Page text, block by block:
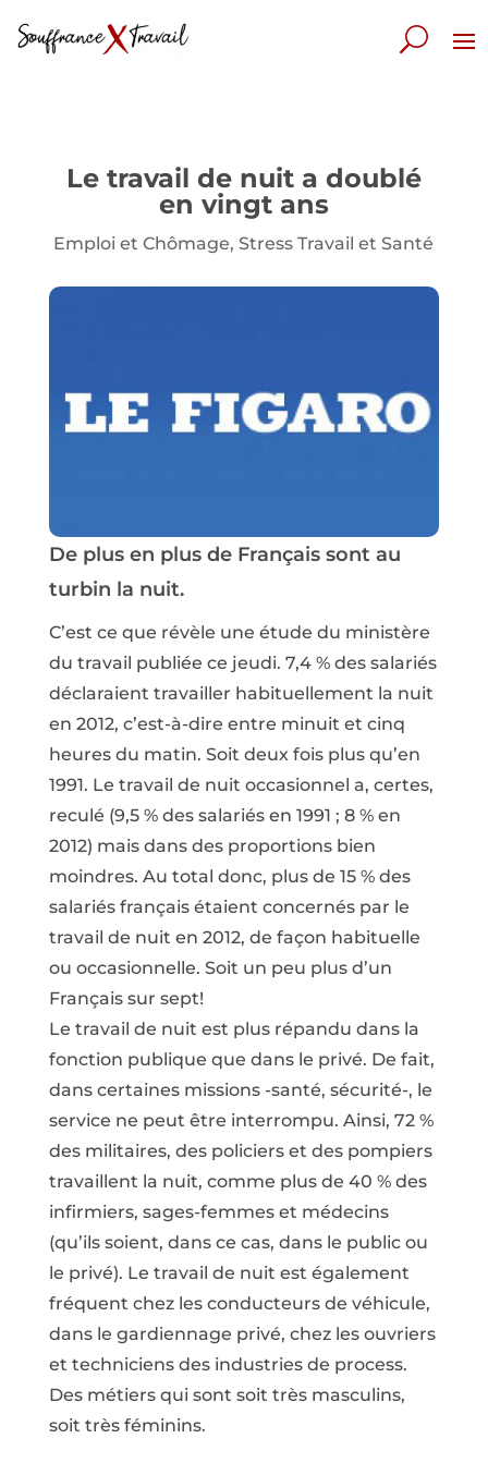
Le travail de nuit a doublé
en vingt ans
Emploi et Chômage,Stress Travail et Santé
De plus en plus de Français sont au
turbin la nuit.
C’est ce que révèle une étude du ministère
du travail publiée ce jeudi. 7,4 % des salariés
déclaraient travailler habituellement la nuit
en 2012, c’est-à-dire entre minuit et cinq
heures du matin. Soit deux fois plus qu’en
1991. Le travail de nuit occasionnel a, certes,
reculé (9,5 % des salariés en 1991 ; 8 % en
2012) mais dans des proportions bien
moindres. Au total donc, plus de 15 % des
salariés français étaient concernés par le
travail de nuit en 2012, de façon habituelle
ou occasionnelle. Soit un peu plus d’un
Français sur sept!
Le travail de nuit est plus répandu dans la
fonction publique que dans le privé. De fait,
dans certaines missions -santé, sécurité-, le
service ne peut être interrompu. Ainsi, 72 %
des militaires, des policiers et des pompiers
travaillent la nuit, comme plus de 40 % des
infirmiers, sages-femmes et médecins
(qu’ils soient, dans ce cas, dans le public ou
le privé). Le travail de nuit est également
fréquent chez les conducteurs de véhicule,
dans le gardiennage privé, chez les ouvriers
et techniciens des industries de process.
Des métiers qui sont soit très masculins,
soit très féminins.